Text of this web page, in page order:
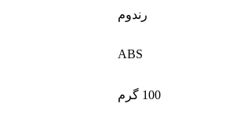
رندوم
ABS
100 گرم